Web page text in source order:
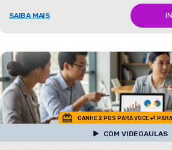
SAIBA MAIS
GANHE 2 POS PARA VOCE +1
COM VIDEOAULAS